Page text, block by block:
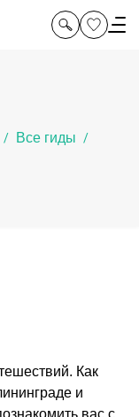
/ Все гиды /
Как
и
вас с